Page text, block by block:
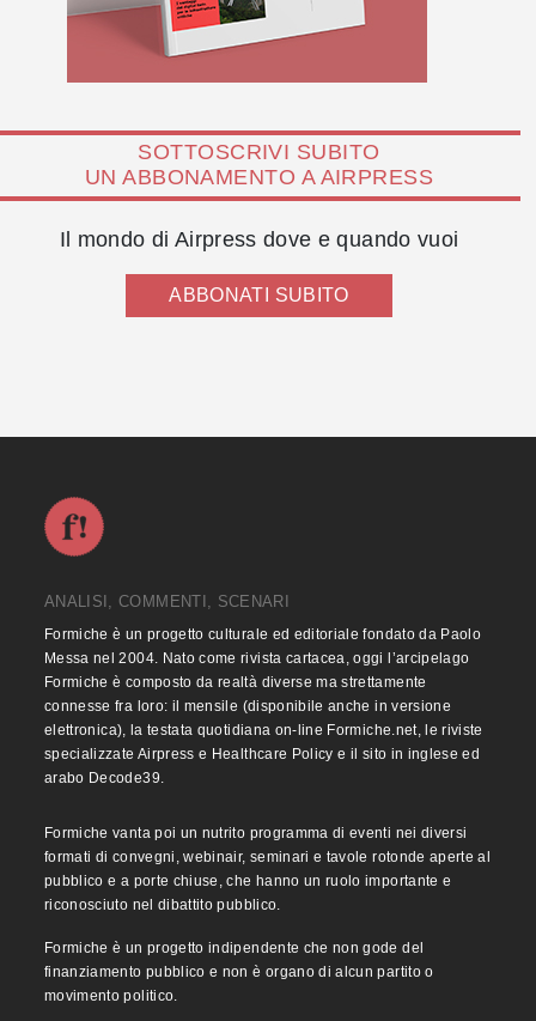
SOTTOSCRIVI SUBITO
UN ABBONAMENTO A AIRPRESS
Il mondo di Airpress dove e quando vuoi
ABBONATI SUBITO
ANALISI, COMMENTI, SCENARI
Formiche è un progetto culturale ed editoriale fondato da Paolo
Messa nel 2004. Nato come rivista cartacea, oggi l’arcipelago
Formiche è composto da realtà diverse ma strettamente
connesse fra loro: il mensile (disponibile anche in versione
elettronica), la testata quotidiana on-line Formiche.net, le riviste
specializzate Airpress e Healthcare Policy e il sito in inglese ed
arabo Decode39.
Formiche vanta poi un nutrito programma di eventi nei diversi
formati di convegni, webinair, seminari e tavole rotonde aperte al
pubblico e a porte chiuse, che hanno un ruolo importante e
riconosciuto nel dibattito pubblico.
Formiche è un progetto indipendente che non gode del
finanziamento pubblico e non è organo di alcun partito o
movimento politico.